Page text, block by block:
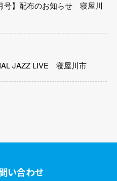
号】配布のお知らせ 寝屋川
JAZZ LIVE 寝屋川市
い合わせ